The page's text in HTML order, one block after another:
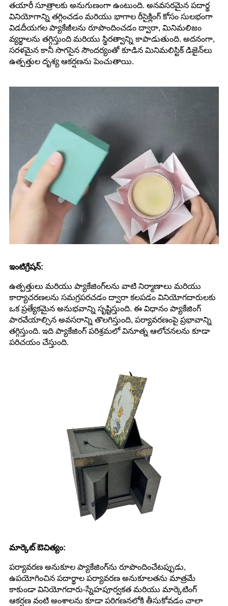
తయారీ సూత్రాలకు అనుగుణంగా ఉంటుంది. అనవసరమైన పదార్థ
వినియోగాన్ని తగ్గించడం మరియు భాగాల రీసైక్లింగ్ కోసం సులభంగా
విడదీయగల ప్యాకేజీలను రూపొందించడం ద్వారా, మినిమలిజం
వ్యర్థాలను తగ్గిస్తుంది మరియు స్థిరత్వాన్ని కాపాడుతుంది. అదనంగా,
సరళమైన కానీ సొగసైన సౌందర్యంతో కూడిన మినిమలిస్టిక్ డిజైన్‌లు
ఉత్పత్తుల దృశ్య ఆకర్షణను పెంచుతాయి.
ఇంటిగ్రేషన్:
ఉత్పత్తులు మరియు ప్యాకేజింగ్‌లను వాటి నిర్మాణాలు మరియు
కార్యాచరణలను సమగ్రపరచడం ద్వారా కలపడం వినియోగదారులకు
ఒక ప్రత్యేకమైన అనుభవాన్ని సృష్టిస్తుంది. ఈ విధానం ప్యాకేజింగ్
పారవేయాల్సిన అవసరాన్ని తొలగిస్తుంది, పర్యావరణంపై ప్రభావాన్ని
తగ్గిస్తుంది. ఇది ప్యాకేజింగ్ పరిశ్రమలో వినూత్న ఆలోచనలను కూడా
పరిచయం చేస్తుంది.
మార్కెట్ ఔచిత్యం:
పర్యావరణ అనుకూల ప్యాకేజింగ్‌ను రూపొందించేటప్పుడు,
ఉపయోగించిన పదార్థాల పర్యావరణ అనుకూలతను మాత్రమే
కాకుండా వినియోగదారు-స్నేహపూర్వకత మరియు మార్కెటింగ్
ఆకర్షణ వంటి అంశాలను కూడా పరిగణనలోకి తీసుకోవడం చాలా